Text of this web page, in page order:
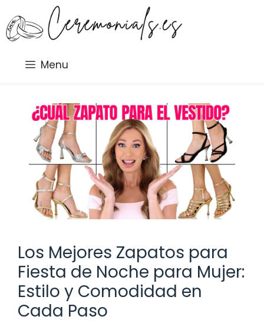
al
contenido
Menu
Los Mejores Zapatos para
Fiesta de Noche para Mujer:
Estilo y Comodidad en
Cada Paso